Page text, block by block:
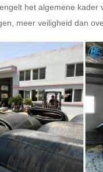
het algemene
meer veiligheid dan